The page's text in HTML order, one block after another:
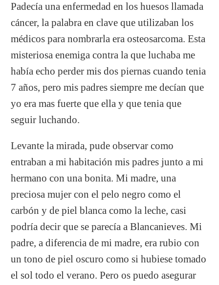
Padecía una enfermedad en los huesos llamada
cáncer, la palabra en clave que utilizaban los
médicos para nombrarla era osteosarcoma. Esta
misteriosa enemiga contra la que luchaba me
había echo perder mis dos piernas cuando tenia
7 años, pero mis padres siempre me decían que
yo era mas fuerte que ella y que tenia que
seguir luchando.
Levante la mirada, pude observar como
entraban a mi habitación mis padres junto a mi
hermano con una bonita. Mi madre, una
preciosa mujer con el pelo negro como el
carbón y de piel blanca como la leche, casi
podría decir que se parecía a Blancanieves. Mi
padre, a diferencia de mi madre, era rubio con
un tono de piel oscuro como si hubiese tomado
el sol todo el verano. Pero os puedo asegurar